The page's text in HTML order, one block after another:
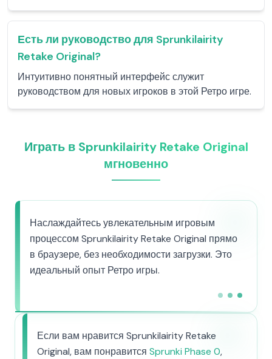
Есть ли руководство для Sprunkilairity
Retake Original?
Интуитивно понятный интерфейс служит
руководством для новых игроков в этой Ретро игре.
Играть в Sprunkilairity Retake Original
мгновенно
Наслаждайтесь увлекательным игровым
процессом Sprunkilairity Retake Original прямо
в браузере, без необходимости загрузки. Это
идеальный опыт Ретро игры.
Если вам нравится Sprunkilairity Retake
Original, вам понравится Sprunki Phase 0,